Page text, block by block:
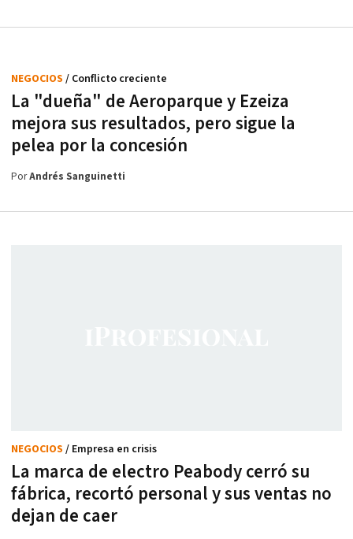
La "dueña" de Aeroparque y Ezeiza
mejora sus resultados, pero sigue la
pelea por la concesión
NEGOCIOS / Conflicto creciente
PorAndrés Sanguinetti
La marca de electro Peabody cerró su
fábrica, recortó personal y sus ventas no
dejan de caer
NEGOCIOS / Empresa en crisis